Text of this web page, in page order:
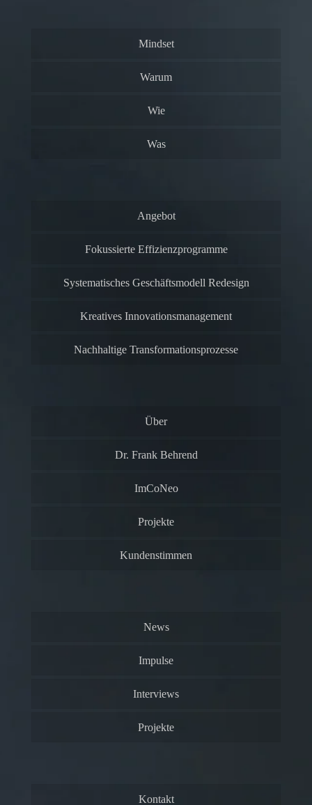
Mindset
Warum
Wie
Was
Angebot
Fokussierte Effizienzprogramme
Systematisches Geschäftsmodell Redesign
Kreatives Innovationsmanagement
Nachhaltige Transformationsprozesse
Über
Dr. Frank Behrend
ImCoNeo
Projekte
Kundenstimmen
News
Impulse
Interviews
Projekte
Kontakt